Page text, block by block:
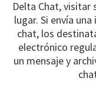
Delta Chat, visitar
lugar. Si envía
chat, los
electrónico
un mensaje y